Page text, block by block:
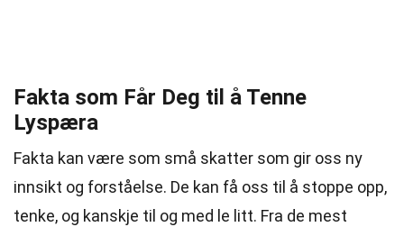
Fakta som Får Deg til å Tenne
Lyspæra
Fakta kan være som små skatter som gir oss ny
innsikt og forståelse. De kan få oss til å stoppe opp,
tenke, og kanskje til og med le litt. Fra de mest